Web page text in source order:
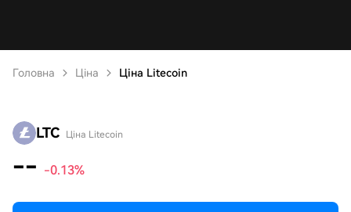
Головна Ціна Ціна Litecoin
LTC Ціна Litecoin
-- -0.13%